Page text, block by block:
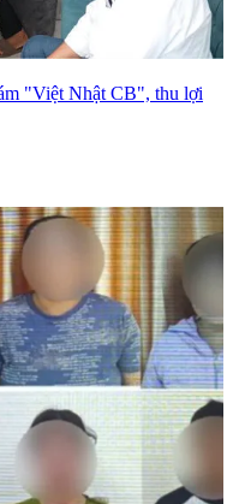
"Việt Nhật CB", thu lợi